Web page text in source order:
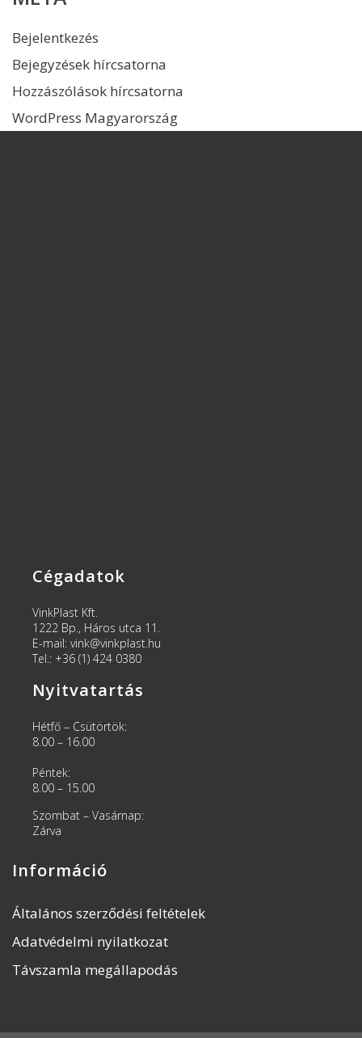
Bejelentkezés
Bejegyzések hírcsatorna
Hozzászólások hírcsatorna
WordPress Magyarország
Cégadatok
VinkPlast Kft.
1222 Bp., Háros utca 11.
E-mail: vink@vinkplast.hu
Tel.: +36 (1) 424 0380
Nyitvatartás
Hétfő – Csütörtök:
8.00 – 16.00
Péntek:
8.00 – 15.00
Szombat – Vasárnap:
Zárva
Információ
Általános szerződési feltételek
Adatvédelmi nyilatkozat
Távszamla megállapodás